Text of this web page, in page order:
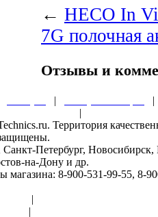
← HECO In
7G полочная
Отзывы и
|
|
Территория
Петербург,
на-Дону и др.
магазина: 8-900-531-99-55, 8-
|
|